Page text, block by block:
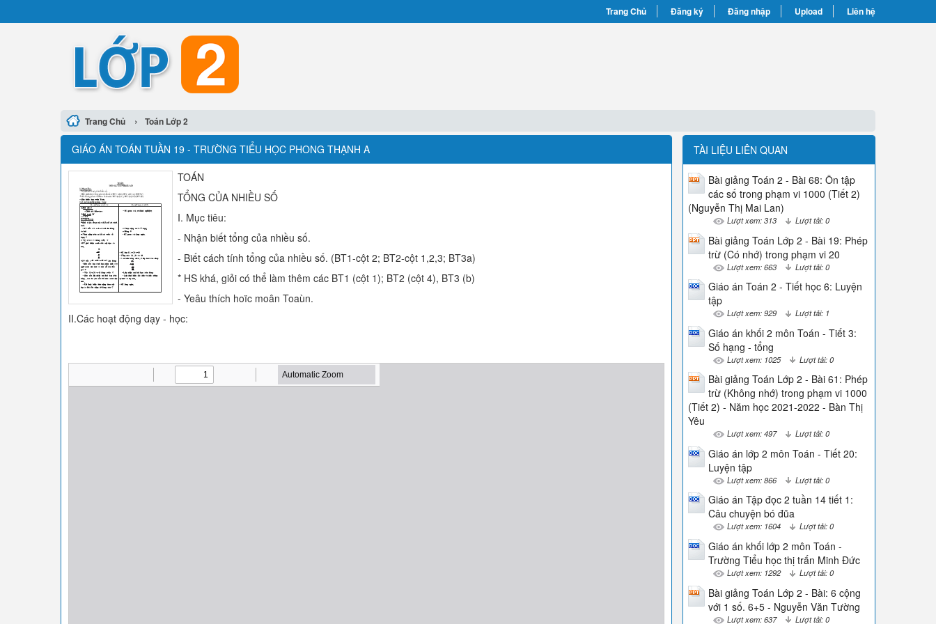
Trang Chủ Đăng ký Đăng nhập Upload Liên hệ
Trang Chủ › Toán Lớp 2
GIÁO ÁN TOÁN TUẦN 19 - TRƯỜNG TIỂU HỌC PHONG THẠNH A
TOÁN
TỔNG CỦA NHIỀU SỐ
I. Mục tiêu:
- Nhận biết tổng của nhiều số.
- Biết cách tính tổng của nhiều số. (BT1-cột 2; BT2-cột 1,2,3; BT3a)
* HS khá, giỏi có thể làm thêm các BT1 (cột 1); BT2 (cột 4), BT3 (b)
- Yeâu thích hoïc moân Toaùn.
II.Các hoạt động dạy - học:
TÀI LIỆU LIÊN QUAN
Bài giảng Toán 2 - Bài 68: Ôn tập
các số trong phạm vi 1000 (Tiết 2)
(Nguyễn Thị Mai Lan)
Lượt xem: 313 Lượt tải: 0
Bài giảng Toán Lớp 2 - Bài 19: Phép
trừ (Có nhớ) trong phạm vi 20
Lượt xem: 663 Lượt tải: 0
Giáo án Toán 2 - Tiết học 6: Luyện
tập
Lượt xem: 929 Lượt tải: 1
Giáo án khối 2 môn Toán - Tiết 3:
Số hạng - tổng
Lượt xem: 1025 Lượt tải: 0
Bài giảng Toán Lớp 2 - Bài 61: Phép
trừ (Không nhớ) trong phạm vi 1000
(Tiết 2) - Năm học 2021-2022 - Bàn Thị
Yêu
Lượt xem: 497 Lượt tải: 0
Giáo án lớp 2 môn Toán - Tiết 20:
Luyện tập
Lượt xem: 866 Lượt tải: 0
Giáo án Tập đọc 2 tuần 14 tiết 1:
Câu chuyện bó đũa
Lượt xem: 1604 Lượt tải: 0
Giáo án khối lớp 2 môn Toán -
Trường Tiểu học thị trấn Minh Đức
Lượt xem: 1292 Lượt tải: 0
Bài giảng Toán Lớp 2 - Bài: 6 cộng
với 1 số. 6+5 - Nguyễn Văn Tường
Lượt xem: 637 Lượt tải: 0